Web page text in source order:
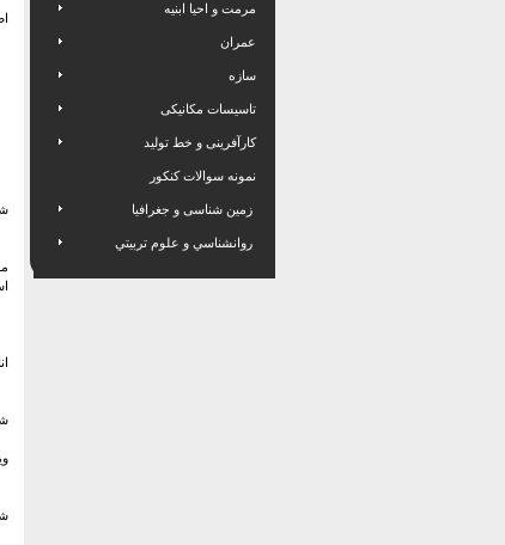
مرمت و احیا ابنیه
عمران
سازه
تاسیسات مکانیکی
کارآفرینی و خط تولید
نمونه سوالات کنکور
زمین شناسی و جغرافیا
روانشناسي و علوم تربيتي